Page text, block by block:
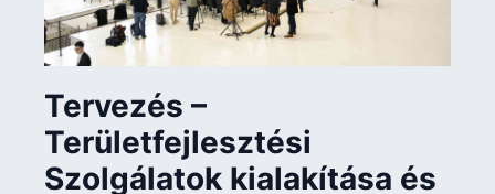
Tervezés –
Területfejlesztési
Szolgálatok kialakítása és